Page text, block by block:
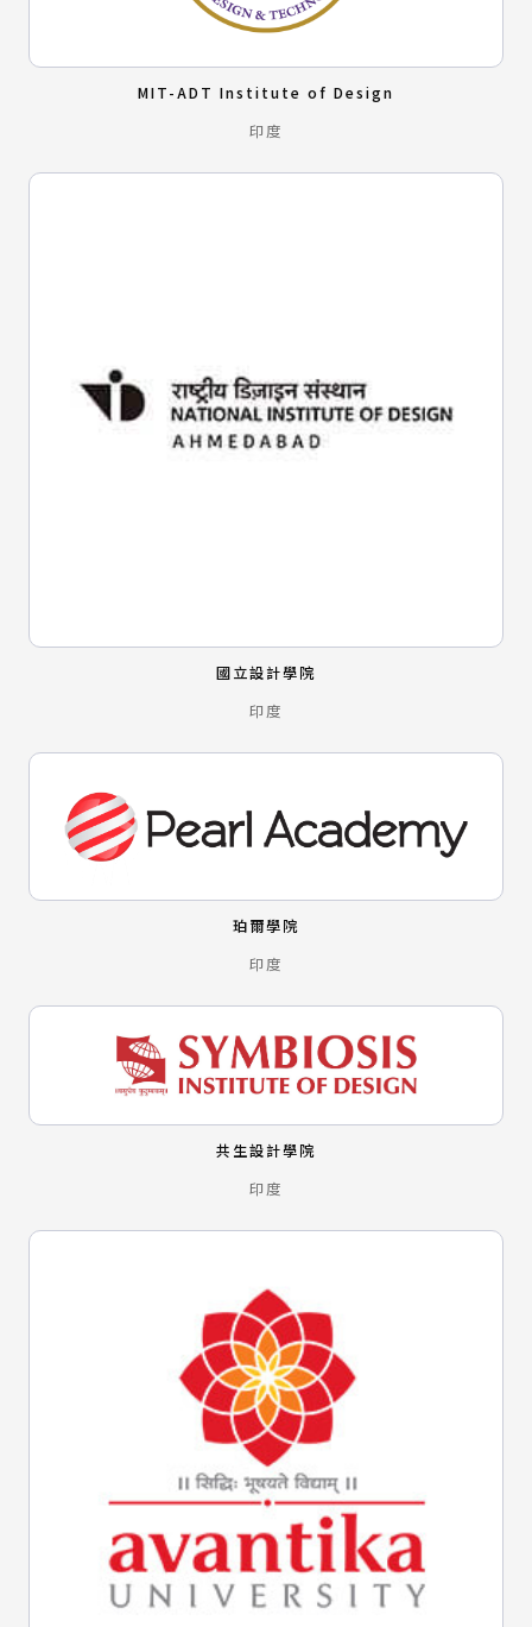
MIT-ADT Institute of Design
印度
國立設計學院
印度
珀爾學院
印度
共生設計學院
印度